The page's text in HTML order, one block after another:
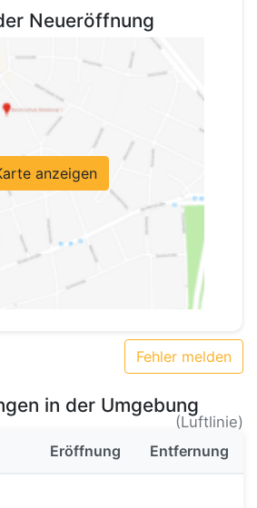
Neueröffnung
anzeigen
Fehler melden
in der Umgebung
(Luftlinie)
Eröffnung Entfernung